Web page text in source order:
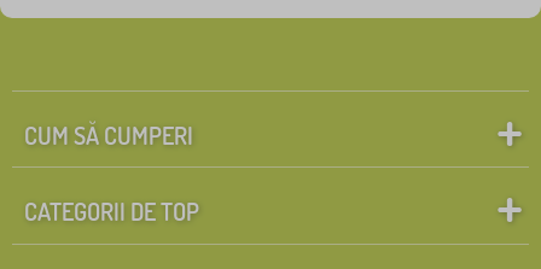
CUM SĂ CUMPERI
CATEGORII DE TOP